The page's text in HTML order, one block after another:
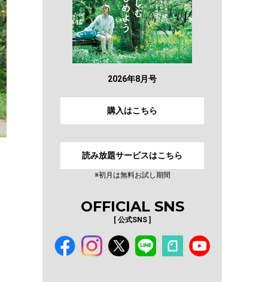
2026年8月号
購入はこちら
読み放題サービスはこちら
※初月は無料お試し期間
OFFICIAL SNS
[ 公式SNS ]